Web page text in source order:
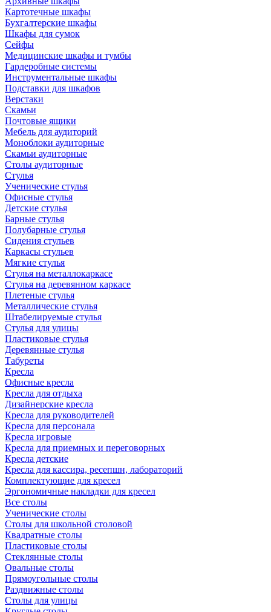
Картотечные шкафы
Бухгалтерские шкафы
Шкафы для сумок
Сейфы
Медицинские шкафы и тумбы
Гардеробные системы
Инструментальные шкафы
Подставки для шкафов
Верстаки
Скамьи
Почтовые ящики
Мебель для аудиторий
Моноблоки аудиторные
Скамьи аудиторные
Столы аудиторные
Стулья
Ученические стулья
Офисные стулья
Детские стулья
Барные стулья
Полубарные стулья
Сидения стульев
Каркасы стульев
Мягкие стулья
Стулья на металлокаркасе
Стулья на деревянном каркасе
Плетеные стулья
Металлические стулья
Штабелируемые стулья
Стулья для улицы
Пластиковые стулья
Деревянные стулья
Табуреты
Кресла
Офисные кресла
Кресла для отдыха
Дизайнерские кресла
Кресла для руководителей
Кресла для персонала
Кресла игровые
Кресла для приемных и переговорных
Кресла детские
Кресла для кассира, ресепшн, лабораторий
Комплектующие для кресел
Эргономичные накладки для кресел
Все столы
Ученические столы
Столы для школьной столовой
Квадратные столы
Пластиковые столы
Стеклянные столы
Овальные столы
Прямоугольные столы
Раздвижные столы
Столы для улицы